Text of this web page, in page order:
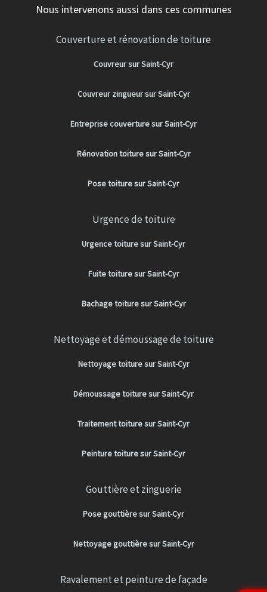
Nous intervenons aussi dans ces communes
Couverture et rénovation de toiture
Couvreur sur Saint-Cyr
Couvreur zingueur sur Saint-Cyr
Entreprise couverture sur Saint-Cyr
Rénovation toiture sur Saint-Cyr
Pose toiture sur Saint-Cyr
Urgence de toiture
Urgence toiture sur Saint-Cyr
Fuite toiture sur Saint-Cyr
Bachage toiture sur Saint-Cyr
Nettoyage et démoussage de toiture
Nettoyage toiture sur Saint-Cyr
Démoussage toiture sur Saint-Cyr
Traitement toiture sur Saint-Cyr
Peinture toiture sur Saint-Cyr
Gouttière et zinguerie
Pose gouttière sur Saint-Cyr
Nettoyage gouttière sur Saint-Cyr
Ravalement et peinture de façade